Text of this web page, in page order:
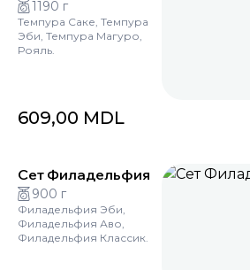
1190 г
Темпура Саке, Темпура
Эби, Темпура Магуро,
Рояль.
609,00 MDL
Сет Филадельфия
900 г
Филадельфия Эби,
Филадельфия Аво,
Филадельфия Классик.